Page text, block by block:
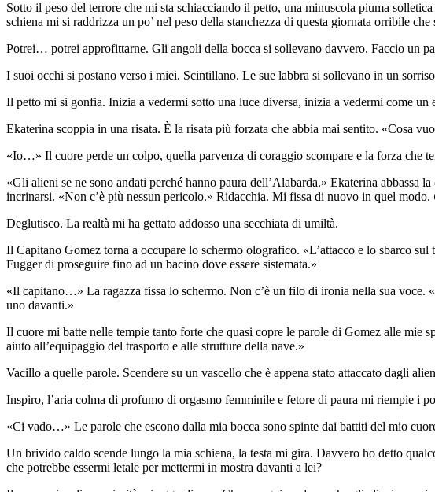
Sotto il peso del terrore che mi sta schiacciando il petto, una minuscola piuma
schiena mi si raddrizza un po’ nel peso della stanchezza di questa giornata orribile
Potrei… potrei approfittarne. Gli angoli della bocca si sollevano davvero. Faccio un
I suoi occhi si postano verso i miei. Scintillano. Le sue labbra si sollevano in un
Il petto mi si gonfia. Inizia a vedermi sotto una luce diversa, inizia a vedermi come un
Ekaterina scoppia in una risata. È la risata più forzata che abbia mai sentito. «Cosa
«Io…» Il cuore perde un colpo, quella parvenza di coraggio scompare e la forza che
«Gli alieni se ne sono andati perché hanno paura dell’Alabarda.» Ekaterina
incrinarsi. «Non c’è più nessun pericolo.» Ridacchia. Mi fissa di nuovo in quel modo.
Deglutisco. La realtà mi ha gettato addosso una secchiata di umiltà.
Il Capitano Gomez torna a occupare lo schermo olografico. «L’attacco e lo sbarco
Fugger di proseguire fino ad un bacino dove essere sistemata.»
«Il capitano…» La ragazza fissa lo schermo. Non c’è un filo di ironia nella sua
uno davanti.»
Il cuore mi batte nelle tempie tanto forte che quasi copre le parole di Gomez alle
aiuto all’equipaggio del trasporto e alle strutture della nave.»
Vacillo a quelle parole. Scendere su un vascello che è appena stato attaccato dagli
Inspiro, l’aria colma di profumo di orgasmo femminile e fetore di paura mi riempie i
«Ci vado…» Le parole che escono dalla mia bocca sono spinte dai battiti del mio
Un brivido caldo scende lungo la mia schiena, la testa mi gira. Davvero ho detto
che potrebbe essermi letale per mettermi in mostra davanti a lei?